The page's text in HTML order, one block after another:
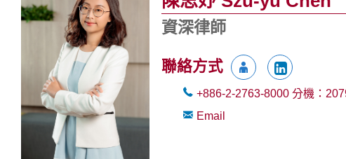
資深律師
聯絡方式
+886-2-2763-8000 分機：
Email